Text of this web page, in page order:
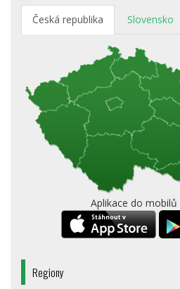
Česká republika Slovensko
Aplikace do mobilů
Regiony